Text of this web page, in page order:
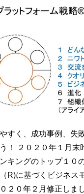
すく、成功事例、失
！ ２０２０年１月末
キングのトップ１０
R)に基づくビジネス
２０年２月修正しまし